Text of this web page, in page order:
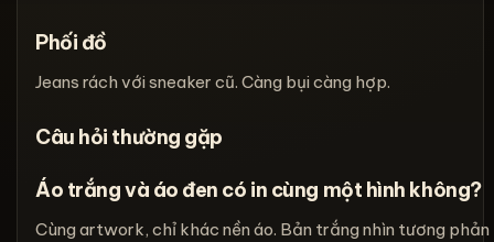
Phối đồ
Jeans rách với sneaker cũ. Càng bụi càng hợp.
Câu hỏi thường gặp
Áo trắng và áo đen có in cùng một hình không?
Cùng artwork, chỉ khác nền áo. Bản trắng nhìn tương phản